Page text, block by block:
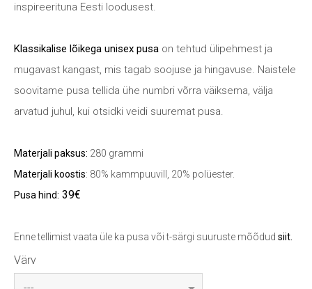
inspireerituna Eesti loodusest.
Klassikalise lõikega unisex pusa on tehtud ülipehmest ja
mugavast kangast, mis tagab soojuse ja hingavuse. Naistele
soovitame pusa tellida ühe numbri võrra väiksema, välja
arvatud juhul, kui otsidki veidi suuremat pusa.
Materjali paksus: 280 grammi
Materjali koostis: 80% kammpuuvill, 20% polüester.
Pusa hind: 39€
Enne tellimist vaata üle ka pusa või t-särgi suuruste mõõdud siit.
Värv